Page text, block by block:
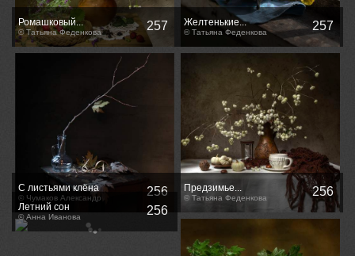
Ромашковый...
© Татьяна Феденкова 257 Желтенькие...
© Татьяна Феденкова 257
С листьями клёна
© Чумаков Александр 256 Предзимье...
© Татьяна Феденкова 256
Летний сон
© Анна Иванова 256